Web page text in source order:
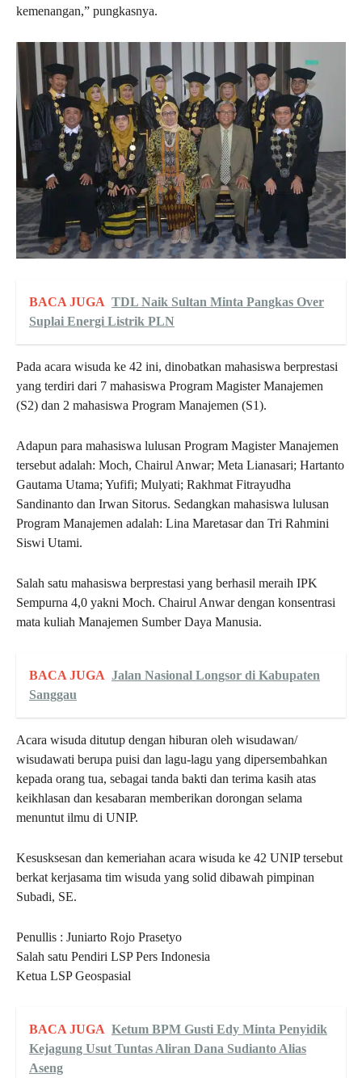
kemenangan,” pungkasnya.
BACA JUGA TDL Naik Sultan Minta Pangkas Over
Suplai Energi Listrik PLN
Pada acara wisuda ke 42 ini, dinobatkan mahasiswa berprestasi
yang terdiri dari 7 mahasiswa Program Magister Manajemen
(S2) dan 2 mahasiswa Program Manajemen (S1).
Adapun para mahasiswa lulusan Program Magister Manajemen
tersebut adalah: Moch, Chairul Anwar; Meta Lianasari; Hartanto
Gautama Utama; Yufifi; Mulyati; Rakhmat Fitrayudha
Sandinanto dan Irwan Sitorus. Sedangkan mahasiswa lulusan
Program Manajemen adalah: Lina Maretasar dan Tri Rahmini
Siswi Utami.
Salah satu mahasiswa berprestasi yang berhasil meraih IPK
Sempurna 4,0 yakni Moch. Chairul Anwar dengan konsentrasi
mata kuliah Manajemen Sumber Daya Manusia.
BACA JUGA Jalan Nasional Longsor di Kabupaten
Sanggau
Acara wisuda ditutup dengan hiburan oleh wisudawan/
wisudawati berupa puisi dan lagu-lagu yang dipersembahkan
kepada orang tua, sebagai tanda bakti dan terima kasih atas
keikhlasan dan kesabaran memberikan dorongan selama
menuntut ilmu di UNIP.
Kesusksesan dan kemeriahan acara wisuda ke 42 UNIP tersebut
berkat kerjasama tim wisuda yang solid dibawah pimpinan
Subadi, SE.
Penullis : Juniarto Rojo Prasetyo
Salah satu Pendiri LSP Pers Indonesia
Ketua LSP Geospasial
BACA JUGA Ketum BPM Gusti Edy Minta Penyidik
Kejagung Usut Tuntas Aliran Dana Sudianto Alias
Aseng